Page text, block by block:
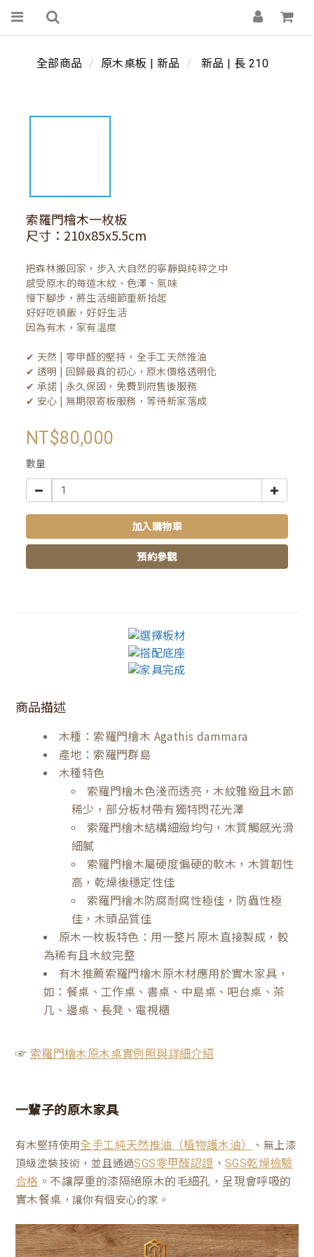
全部商品 原木桌板 | 新品 新品 | 長 210
索羅門檜木一枚板
尺寸：210x85x5.5cm
把森林搬回家，步入大自然的寧靜與純粹之中
感受原木的每道木紋、色澤、氣味
慢下腳步，將生活細節重新拾起
好好吃頓飯，好好生活
因為有木，家有溫度
✔ 天然 | 零甲醛的堅持，全手工天然推油
✔ 透明 | 回歸最真的初心，原木價格透明化
✔ 承諾 | 永久保固，免費到府售後服務
✔ 安心 | 無期限寄板服務，等待新家落成
NT$80,000
數量
加入購物車
預約參觀
商品描述
木種：索羅門檜木 Agathis dammara
產地：索羅門群島
木種特色
索羅門檜木色淺而透亮，木紋雅緻且木節
稀少，部分板材帶有獨特閃花光澤
索羅門檜木結構細緻均勻，木質觸感光滑
細膩
索羅門檜木屬硬度偏硬的軟木，木質韌性
高，乾燥後穩定性佳
索羅門檜木防腐耐腐性極佳，防蟲性極
佳，木頭品質佳
原木一枚板特色：用一整片原木直接製成，較
為稀有且木紋完整
有木推薦索羅門檜木原木材應用於實木家具，
如：餐桌、工作桌、書桌、中島桌、吧台桌、茶
几、邊桌、長凳、電視櫃
☞ 索羅門檜木原木桌實例照與詳細介紹
一輩子的原木家具
有木堅持使用全手工純天然推油（植物護木油）
、無上漆
頂級塗裝技術，並且通過SGS零甲醛認證 、SGS乾燥檢驗
合格 。不讓厚重的漆隔絕原木的毛細孔，呈現會呼吸的
實木餐桌 ，讓你有個安心的家。